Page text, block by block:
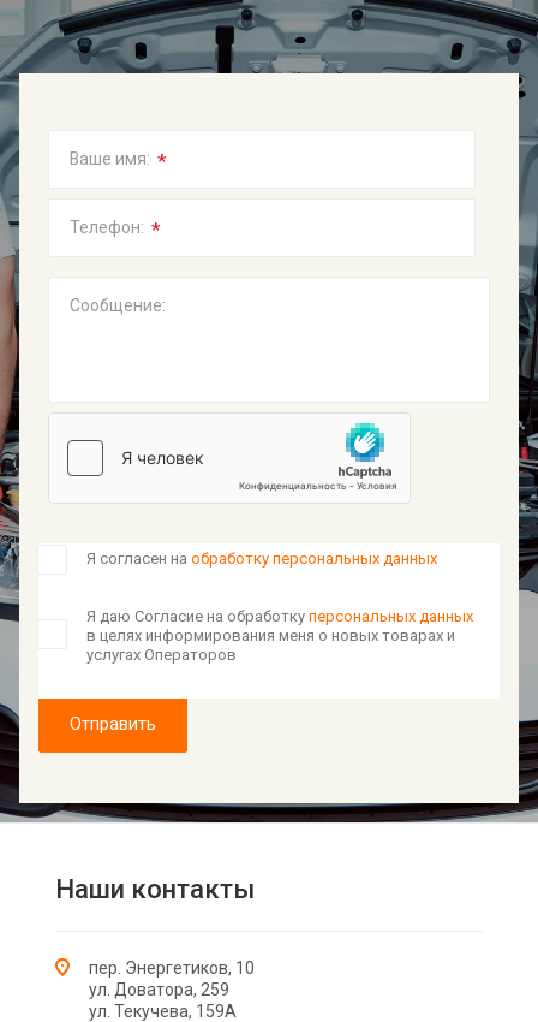
Ваше имя: *
Телефон: *
Сообщение:
Я согласен на обработку персональных данных
Я даю Согласие на обработку персональных данных
в целях информирования меня о новых товарах и
услугах Операторов
Отправить
Наши контакты
пер. Энергетиков, 10
ул. Доватора, 259
ул. Текучева, 159А